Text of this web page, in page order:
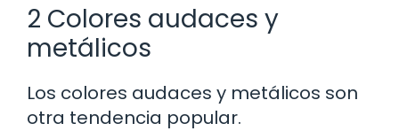
2 Colores audaces y
metálicos
Los colores audaces y metálicos son
otra tendencia popular.